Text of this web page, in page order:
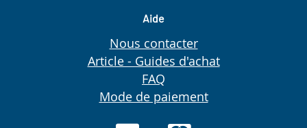
Aide
Nous contacter
Article - Guides d'achat
FAQ
Mode de paiement